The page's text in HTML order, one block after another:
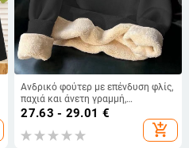
Ανδρικό φούτερ με επένδυση φλίς,
παχιά και άνετη γραμμή,
αντιανεμικό και ζεστό για τον
27.63 - 29.01 €
add_shopping_cart